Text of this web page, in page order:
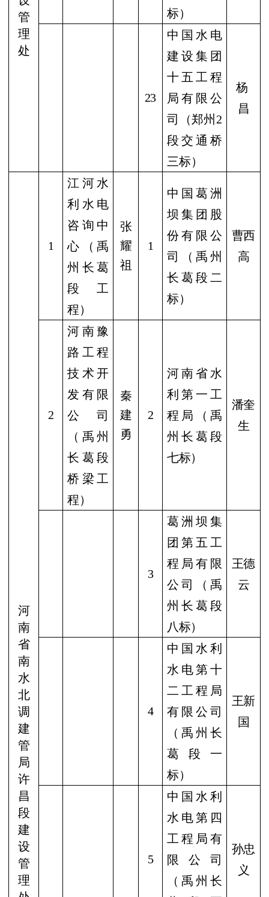
管
理
处
标）
23
中国水电
建设集团
十五工程
局有限公
司（郑州 2
段交通桥
三标）
杨
昌
河
南
省
南
水
北
调
建
管
局
许
昌
段
建
设
管
理
1
江河水
利水电
咨询中
心（禹
州长葛
段工
程）
张
耀
祖
1
中国葛洲
坝集团股
份有限公
司（禹州
长葛段二
标）
曹西
高
2
河南豫
路工程
技术开
发有限
公司
（禹州
长葛段
桥梁工
程）
秦
建
勇
2
河南省水
利第一工
程局（禹
州长葛段
七标）
潘奎
生
3
葛洲坝集
团第五工
程局有限
公司（禹
州长葛段
八标）
王德
云
4
中国水利
水电第十
二工程局
有限公司
（禹州长
葛段一
标）
王新
国
5
中国水利
水电第四
工程局有
限公司
（禹州长
孙忠
义